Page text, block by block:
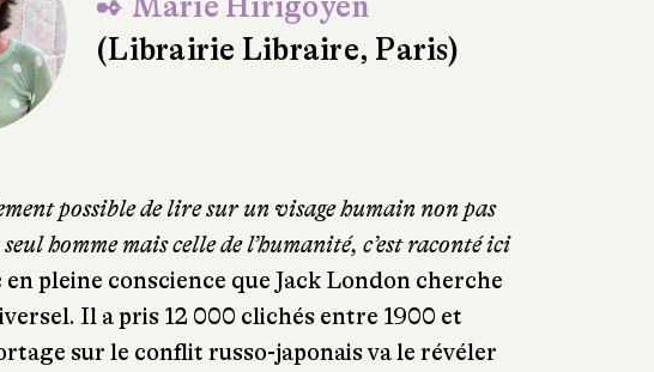
(Librairie Libraire, Paris)
possible de lire sur un visage humain non pas
homme mais celle de l’humanité, c’est raconté ici
en pleine conscience que Jack London cherche
Il a pris 12 000 clichés entre 1900 et
sur le conflit russo-japonais va le révéler